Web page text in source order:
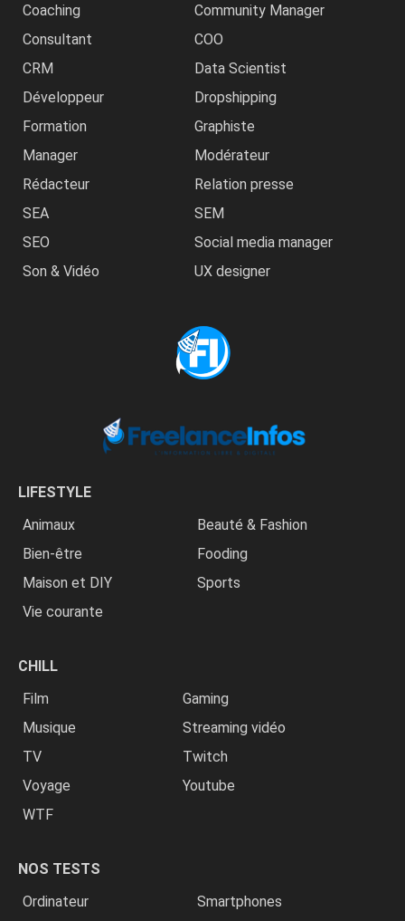
Coaching
Community Manager
Consultant
COO
CRM
Data Scientist
Développeur
Dropshipping
Formation
Graphiste
Manager
Modérateur
Rédacteur
Relation presse
SEA
SEM
SEO
Social media manager
Son & Vidéo
UX designer
LIFESTYLE
Animaux
Beauté & Fashion
Bien-être
Fooding
Maison et DIY
Sports
Vie courante
CHILL
Film
Gaming
Musique
Streaming vidéo
TV
Twitch
Voyage
Youtube
WTF
NOS TESTS
Ordinateur
Smartphones